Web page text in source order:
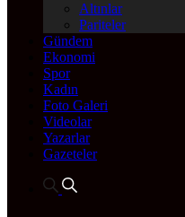
Altınlar
Pariteler
Gündem
Ekonomi
Spor
Kadın
Foto Galeri
Videolar
Yazarlar
Gazeteler